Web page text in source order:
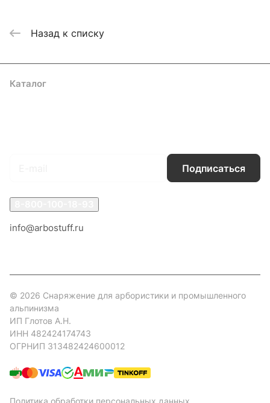
Назад к списку
Каталог
Подписаться
info@arbostuff.ru
© 2026 Снаряжение для арбористики и промышленного
альпинизма
ИП Глотов А.Н.
ИНН 482424174743
ОГРНИП 313482424600012
Политика обработки персональных данных